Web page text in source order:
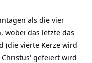
als die vier
wobei das letzte das
(die vierte Kerze wird
gefeiert wird